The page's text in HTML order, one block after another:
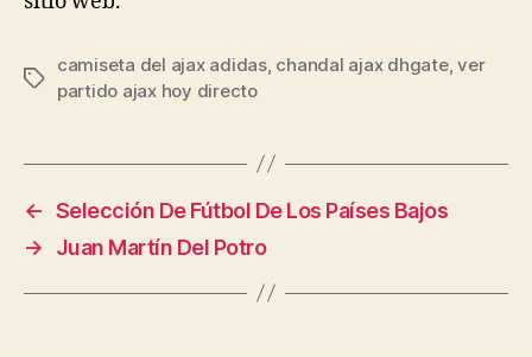
Etiquetas
camiseta del ajax adidas, chandal ajax dhgate,ver
partido ajax hoy directo
← Selección De Fútbol De Los Países Bajos
→
Juan Martín Del Potro